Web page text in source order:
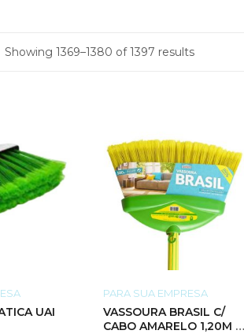
Showing 1369–1380 of 1397 results
PARA SUA EMPRESA
VASSOURA BRASIL C/
CABO AMARELO 1,20M X